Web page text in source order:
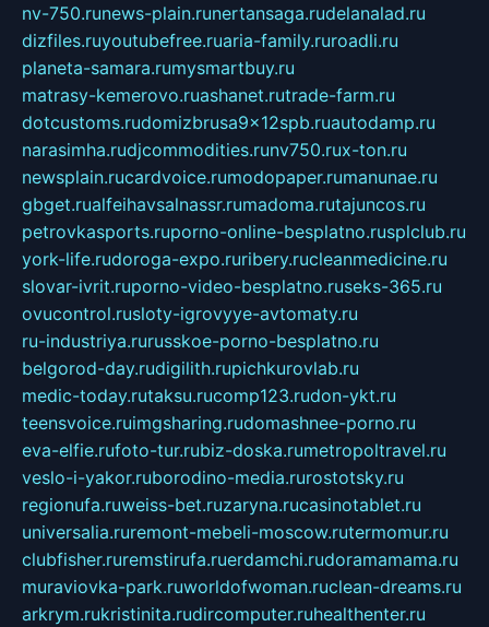
nv-750.runews-plain.runertansaga.rudelanalad.ru
dizfiles.ruyoutubefree.ruaria-family.ruroadli.ru
planeta-samara.rumysmartbuy.ru
matrasy-kemerovo.ruashanet.rutrade-farm.ru
dotcustoms.rudomizbrusa9x12spb.ruautodamp.ru
narasimha.rudjcommodities.runv750.rux-ton.ru
newsplain.rucardvoice.rumodopaper.rumanunae.ru
gbget.rualfeihavsalnassr.rumadoma.rutajuncos.ru
petrovkasports.ruporno-online-besplatno.rusplclub.ru
york-life.rudoroga-expo.ruribery.rucleanmedicine.ru
slovar-ivrit.ruporno-video-besplatno.ruseks-365.ru
ovucontrol.rusloty-igrovyye-avtomaty.ru
ru-industriya.rurusskoe-porno-besplatno.ru
belgorod-day.rudigilith.rupichkurovlab.ru
medic-today.rutaksu.rucomp123.rudon-ykt.ru
teensvoice.ruimgsharing.rudomashnee-porno.ru
eva-elfie.rufoto-tur.rubiz-doska.rumetropoltravel.ru
veslo-i-yakor.ruborodino-media.rurostotsky.ru
regionufa.ruweiss-bet.ruzaryna.rucasinotablet.ru
universalia.ruremont-mebeli-moscow.rutermomur.ru
clubfisher.ruremstirufa.ruerdamchi.rudoramamama.ru
muraviovka-park.ruworldofwoman.ruclean-dreams.ru
arkrym.rukristinita.rudircomputer.ruhealthenter.ru